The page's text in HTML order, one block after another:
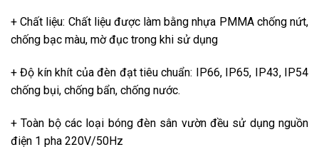
+ Chất liệu: Chất liệu được làm bằng nhựa PMMA chống nứt,
chống bạc màu, mờ đục trong khi sử dụng
+ Độ kín khít của đèn đạt tiêu chuẩn: IP66, IP65, IP43, IP54
chống bụi, chống bẩn, chống nước.
+ Toàn bộ các loại bóng đèn sân vườn đều sử dụng nguồn
điện 1 pha 220V/50Hz